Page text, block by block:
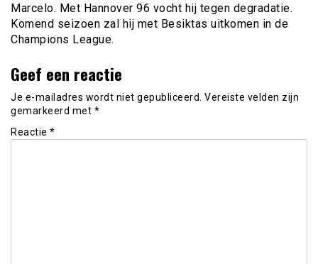
Marcelo. Met Hannover 96 vocht hij tegen degradatie.
Komend seizoen zal hij met Besiktas uitkomen in de
Champions League.
Geef een reactie
Je e-mailadres wordt niet gepubliceerd. Vereiste velden zijn
gemarkeerd met *
Reactie *